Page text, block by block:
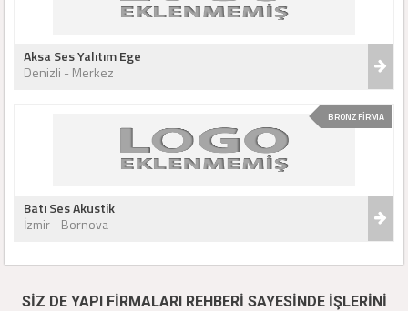
Aksa Ses Yalıtım Ege
Denizli - Merkez
BRONZ FİRMA
Batı Ses Akustik
İzmir - Bornova
SİZ DE YAPI FİRMALARI REHBERİ SAYESİNDE İŞLERİNİ